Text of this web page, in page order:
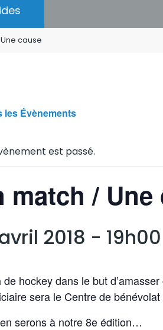
cause
les Évènements
est passé.
match / Une
2018 - 19h00
de hockey dans le but
sera le Centre de bénévolat
serons à notre 8e édition…